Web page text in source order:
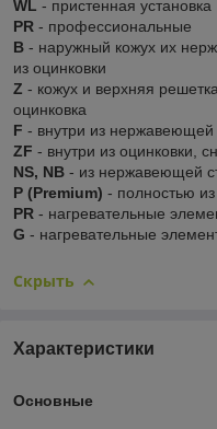
WL - пристенная установка
PR - профессиональные
В - наружный кожух их
из оцинковки
Z - кожух и верхняя
оцинковка
F - внутри из нержавеющей
ZF - внутри из оцинковки,
NS, NB - из нержавеющей
P (Premium) - полностью
PR - нагревательные
G - нагревательные
Скрыть
Характеристики
Основные